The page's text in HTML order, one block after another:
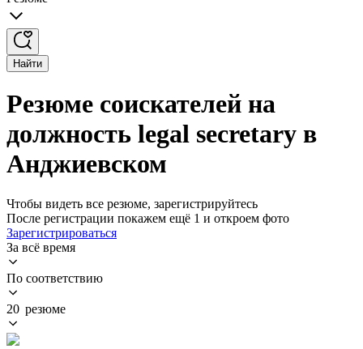
Найти
Резюме соискателей на
должность legal secretary в
Анджиевском
Чтобы видеть все резюме, зарегистрируйтесь
После регистрации покажем ещё 1 и откроем фото
Зарегистрироваться
За всё время
По соответствию
20 резюме